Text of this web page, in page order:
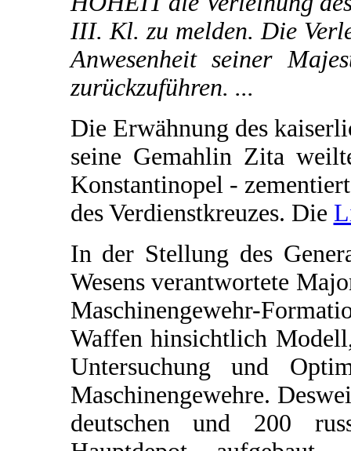
III. Kl. zu melden. Die
Anwesenheit seiner
zurückzuführen. ...
Die Erwähnung des
seine Gemahlin Zita
Konstantinopel -
des Verdienstkreuzes. Die
In der Stellung des
Wesens verantwortete
Maschinengewehr-
Waffen hinsichtlich
Untersuchung und
Maschinengewehre.
deutschen und 200